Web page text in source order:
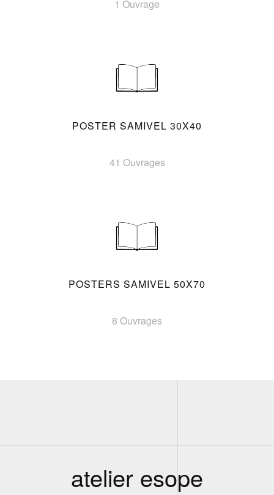
1 Ouvrage
POSTER SAMIVEL 30X40
41 Ouvrages
POSTERS SAMIVEL 50X70
8 Ouvrages
atelier esope